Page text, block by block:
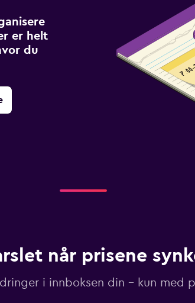
er helt
du
når prisene
i innboksen din – kun med